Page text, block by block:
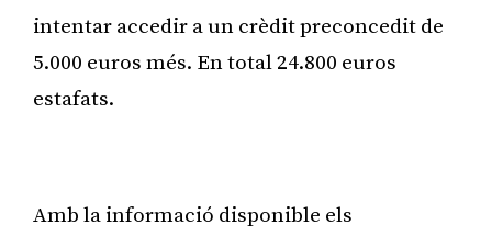
intentar accedir a un crèdit preconcedit de
5.000 euros més. En total 24.800 euros
estafats.
Amb la informació disponible els